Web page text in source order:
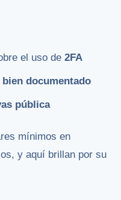
el uso de2FA
bien documentado
pública
mínimos en
y aquí brillan por su